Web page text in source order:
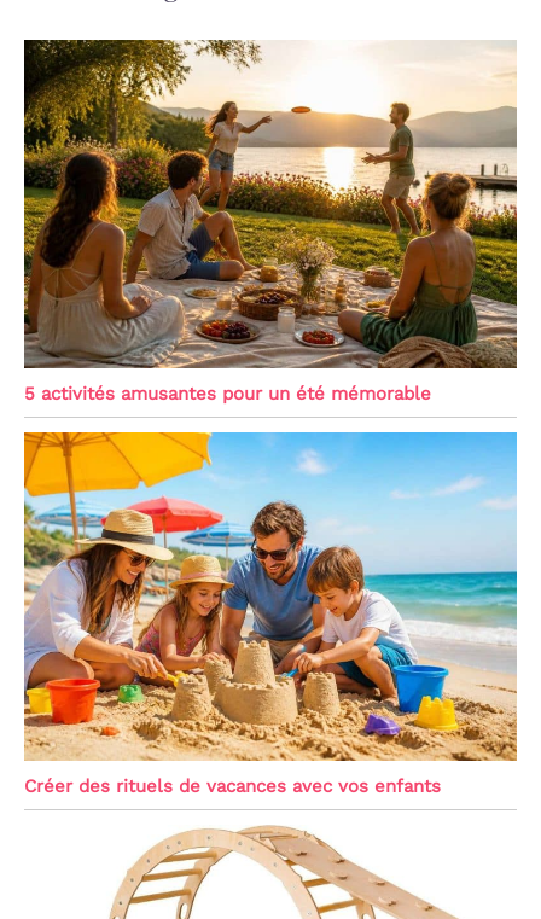
5 activités amusantes pour un été mémorable
Créer des rituels de vacances avec vos enfants